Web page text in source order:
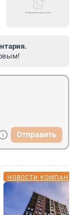
Отправить
НОВОСТИ